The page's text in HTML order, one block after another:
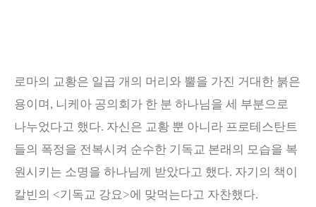
로마의 교황은 일곱 개의 머리와 뿔을 가진 거대한 붉은
용이며 , 니케아 공의회가 한 분 하나님을 세 부분으로
나누었다고 했다. 자신은 교황 뿐 아니라 프로테스탄트
들의 폭정을 전복시켜 순수한 기독교 본래의 모습을 복
원시키는 소명을 하나님께 받았다고 했다. 자기의 책이
칼빈의 <기독교 강요>에 맞먹는다고 자찬했다.